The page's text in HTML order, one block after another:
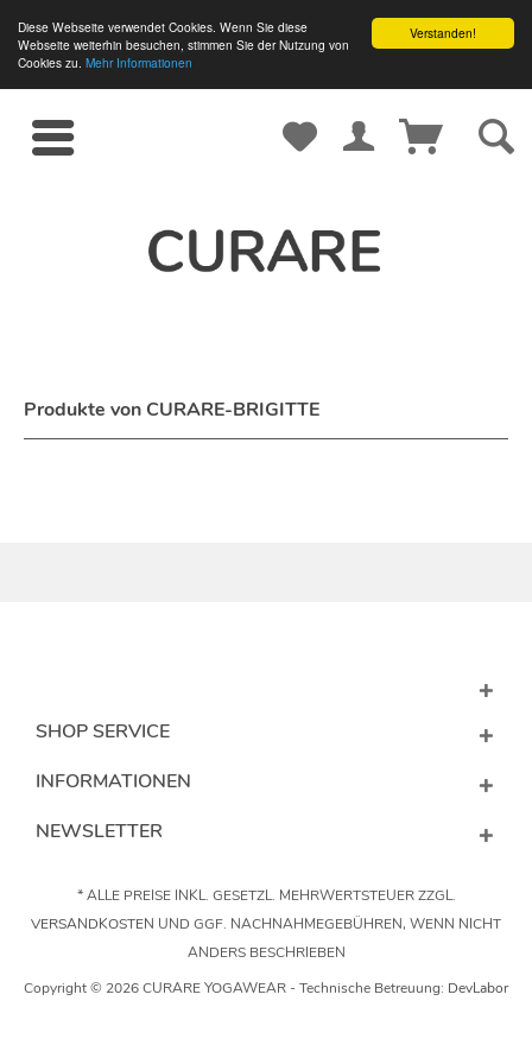
Verstanden!
Diese Webseite verwendet Cookies. Wenn Sie diese
Webseite weiterhin besuchen, stimmen Sie der Nutzung von
Cookies zu. Mehr Informationen
Produkte von CURARE-BRIGITTE
SHOP SERVICE
INFORMATIONEN
NEWSLETTER
* ALLE PREISE INKL. GESETZL. MEHRWERTSTEUER ZZGL.
VERSANDKOSTEN UND GGF. NACHNAHMEGEBÜHREN, WENN NICHT
ANDERS BESCHRIEBEN
Copyright © 2026 CURARE YOGAWEAR - Technische Betreuung: DevLabor